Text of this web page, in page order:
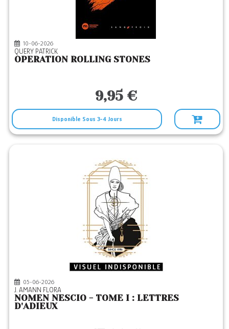
10-06-2026
QUERY PATRICK
OPERATION ROLLING STONES
9,95 €
Disponible Sous 3-4 Jours
05-06-2026
J. AMANN FLORA
NOMEN NESCIO - TOME I : LETTRES
D'ADIEUX